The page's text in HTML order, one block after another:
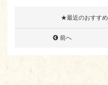
★最近のおすすめ
前へ